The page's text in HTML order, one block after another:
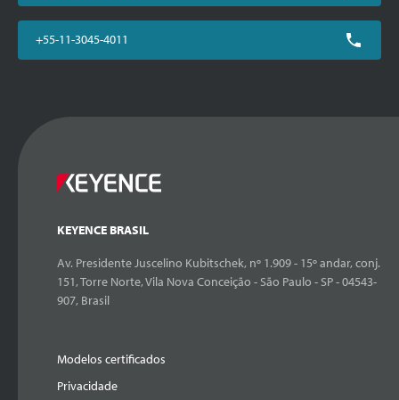
+55-11-3045-4011
KEYENCE BRASIL
Av. Presidente Juscelino Kubitschek, nº 1.909 - 15º andar, conj.
151, Torre Norte, Vila Nova Conceição - São Paulo - SP - 04543-
907, Brasil
Modelos certificados
Privacidade